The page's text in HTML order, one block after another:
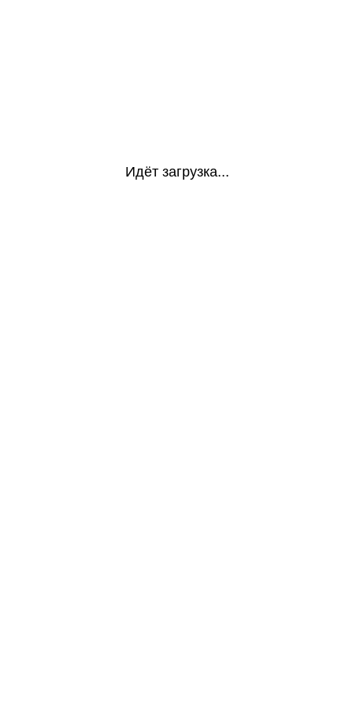
Идёт загрузка...